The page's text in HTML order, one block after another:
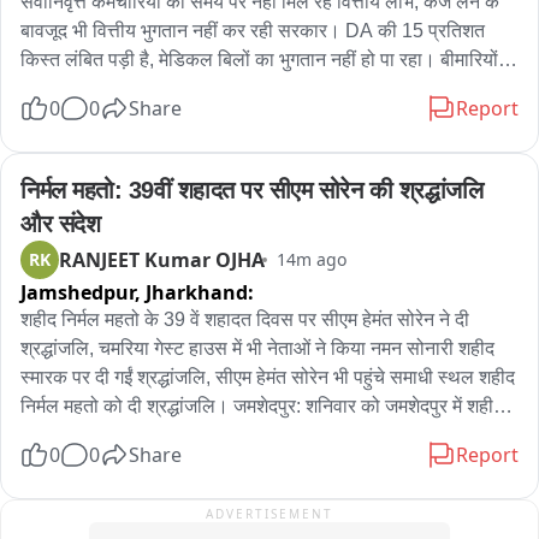
बावजूद भी वित्तीय भुगतान नहीं कर रही सरकार। DA की 15 प्रतिशत
किस्त लंबित पड़ी है, मेडिकल बिलों का भुगतान नहीं हो पा रहा। बीमारियों से
लाने की मांग। पेंशनर्स वेलफेयर एसोसिएशन नाहन की बैठक में मंथन किया
0 0 Share Report
निर्मल महतो: 39वीं शहादत पर सीएम सोरेन की श्रद्धांजलि
और संदेश
RK RANJEET Kumar OJHA 14m ago
Jamshedpur, Jharkhand:
शहीद निर्मल महतो के 39 वें शहादत दिवस पर सीएम हेमंत सोरेन ने दी
श्रद्धांजलि, चमरिया गेस्ट हाउस में भी नेताओं ने किया नमन सोनारी शहीद
स्मारक पर दी गईं श्रद्धांजलि, सीएम हेमंत सोरेन भी पहुंचे समाधी स्थल शहीद
निर्मल महतो को दी श्रद्धांजलि। जमशेदपुर: शनिवार को जमशेदपुर में शहीद
मुख्यमंत्री हेमंत सोरेन भी जमशेदपुर पहुँचे और शहीद निर्मल महतो को
महतो की प्रतिमा पर माल्यार्पण किया. इसके बाद उन्होंने उनके समाधि स्थल
0 0 Share Report
ADVERTISEMENT